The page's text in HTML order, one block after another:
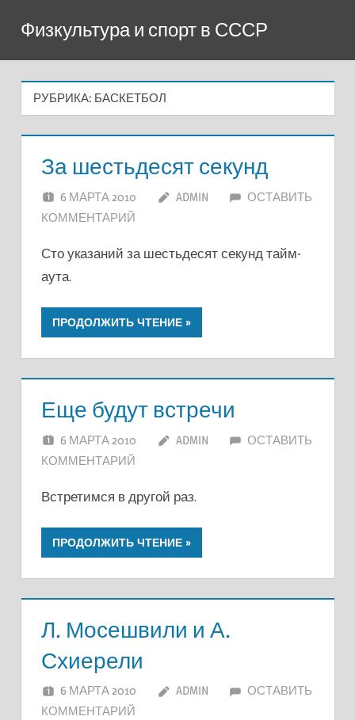
содержимому
Физкультура и спорт в СССР
РУБРИКА: БАСКЕТБОЛ
За шестьдесят секунд
6 МАРТА 2010 ADMIN
ОСТАВИТЬ
КОММЕНТАРИЙ
Сто указаний за шестьдесят секунд тайм-
аута.
ПРОДОЛЖИТЬ ЧТЕНИЕ
Еще будут встречи
6 МАРТА 2010 ADMIN
ОСТАВИТЬ
КОММЕНТАРИЙ
Встретимся в другой раз.
ПРОДОЛЖИТЬ ЧТЕНИЕ
Л. Мосешвили и А.
Схиерели
6 МАРТА 2010 ADMIN
ОСТАВИТЬ
КОММЕНТАРИЙ